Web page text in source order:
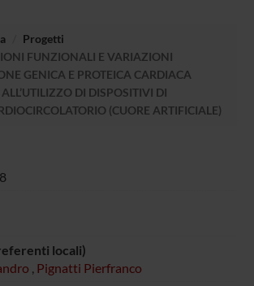
Progetti
FUNZIONALI E VARIAZIONI
GENICA E PROTEICA CARDIACA
DI DISPOSITIVI DI
(CUORE ARTIFICIALE)
locali)
, Pignatti Pierfranco